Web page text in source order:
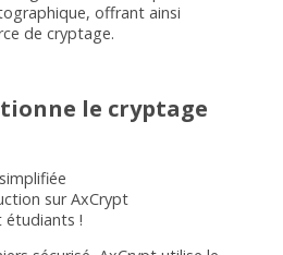
offrant ainsi
de cryptage.
le cryptage
sur AxCrypt
étudiants !